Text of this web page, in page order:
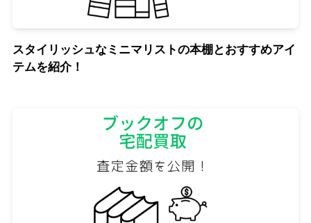
スタイリッシュなミニマリストの本棚とおすすめアイ
テムを紹介！